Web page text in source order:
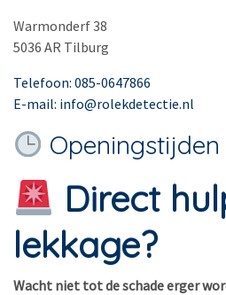
Warmonderf 38
5036 AR Tilburg
Telefoon: 085-0647866
E-mail: info@rolekdetectie.nl
Openingstijden
Direct
lekkage?
Wacht niet tot de schade erger